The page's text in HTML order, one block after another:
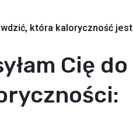
która kaloryczność
Cię